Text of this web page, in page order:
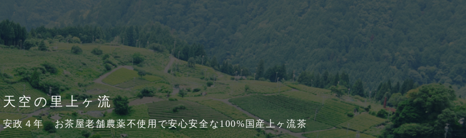
天空の里上ヶ流
安政４年 お茶屋老舗農薬不使用で安心安全な100%国産上ヶ流茶